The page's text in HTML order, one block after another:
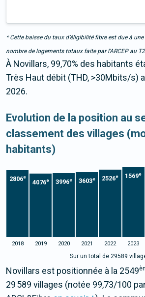
* Cette baisse du taux d’éligibilité fibre est due à
nombre de logements totaux faite par l’ARCEP au
À Novillars, 99,70% des habitants
Très Haut débit (THD, >30Mbits/s)
2026.
Evolution de la position au
classement des villages
habitants)
2806e
4076e 3996e 3603e 2526e 1569e
2018 2019 2020 2021 2022 2023
Sur un total de 29589
Novillars est positionnée à la 2549
29 589 villages (notée 99,73/100